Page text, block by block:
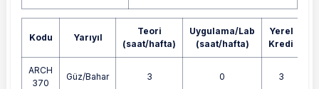
Kodu Yarıyıl
Teori
(saat/hafta)
Uygulama/Lab
(saat/hafta)
Yerel
Kredi
ARCH
370
Güz/Bahar 3 0 3